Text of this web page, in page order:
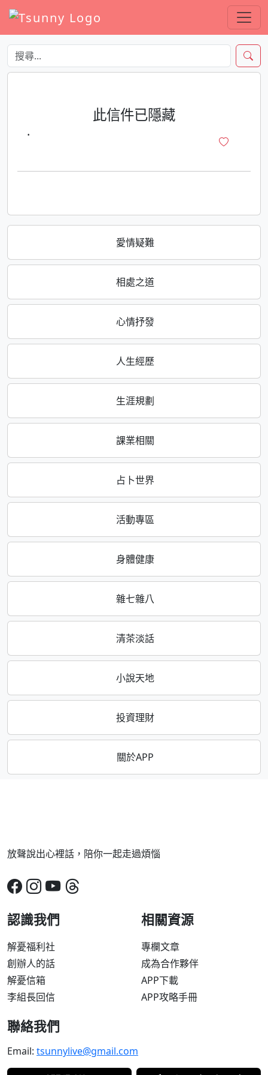
愛情疑難
相處之道
心情抒發
人生經歷
生涯規劃
課業相關
占卜世界
活動專區
身體健康
雜七雜八
清茶淡話
小說天地
投資理財
關於APP
此信件已隱藏
·
放聲說出心裡話，陪你一起走過煩惱
認識我們
解憂福利社
創辦人的話
解憂信箱
李組長回信
相關資源
專欄文章
成為合作夥伴
APP下載
APP攻略手冊
聯絡我們
Email: tsunnylive@gmail.com